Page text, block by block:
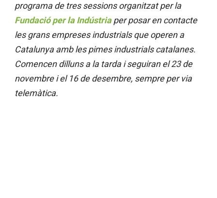
programa de tres sessions organitzat per la
Fundació per la Indústriaper posar en contacte
les grans empreses industrials que operen a
Catalunya amb les pimes industrials catalanes.
Comencen dilluns a la tarda i seguiran el 23 de
novembre i el 16 de desembre, sempre per via
telemàtica.